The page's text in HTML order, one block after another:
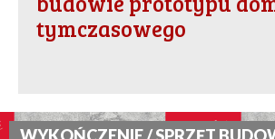
tymczasowego